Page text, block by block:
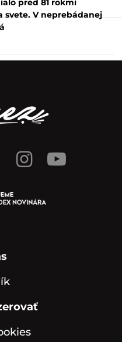
pred 81 rokmi
svete. V neprebádanej